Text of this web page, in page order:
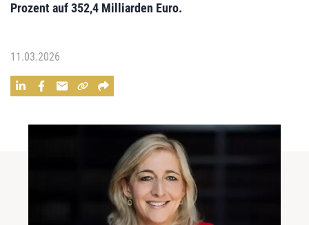
Prozent auf 352,4 Milliarden Euro.
11.03.2026